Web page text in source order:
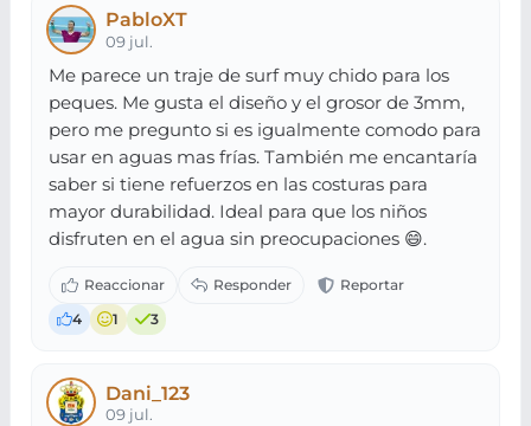
PabloXT
09 jul.
Me parece un traje de surf muy chido para los
peques. Me gusta el diseño y el grosor de 3mm,
pero me pregunto si es igualmente comodo para
usar en aguas mas frías. También me encantaría
saber si tiene refuerzos en las costuras para
mayor durabilidad. Ideal para que los niños
disfruten en el agua sin preocupaciones 😄.
4 1 3
Dani_123
09 jul.